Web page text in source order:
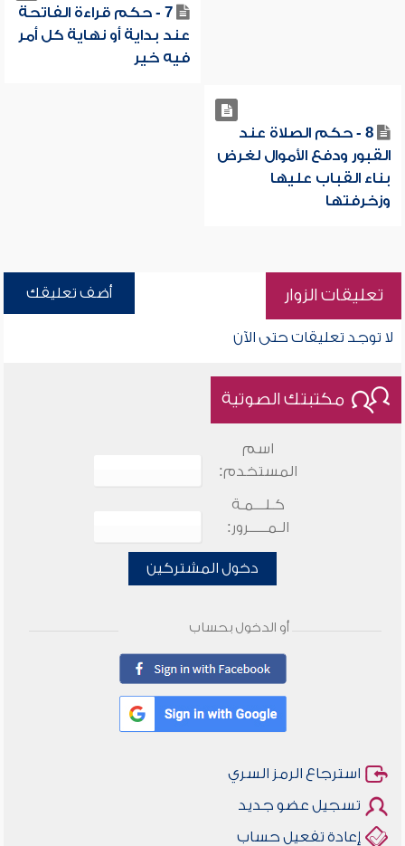
7 - حكم قراءة الفاتحة
عند بداية أو نهاية كل أمر
فيه خير
8 - حكم الصلاة عند
القبور ودفع الأموال لغرض
بناء القباب عليها
وزخرفتها
تعليقات الزوار أضف تعليقك
لا توجد تعليقات حتى الآن
مكتبتك الصوتية
اسم
المستخدم:
كـلـــمـة
الـمـــــرور:
دخول المشتركين
أو الدخول بحساب
استرجاع الرمز السري
تسجيل عضو جديد
إعادة تفعيل حساب